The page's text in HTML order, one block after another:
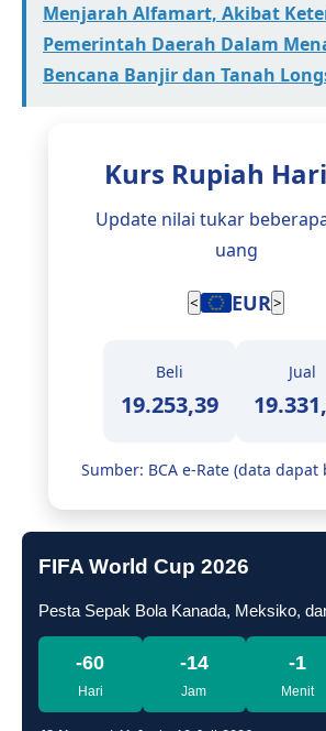
Menjarah Alfamart, Akibat
Pemerintah Daerah Dalam
Bencana Banjir dan Tanah
Kurs Rupiah
Update nilai tukar
uang
< JPY>
Beli
112,43
Jual
113,12
Sumber: BCA e-Rate (data dapat
FIFA World Cup 2026
Pesta Sepak Bola Kanada, Meksiko,
-60
Hari
-14
Jam
-1
Menit